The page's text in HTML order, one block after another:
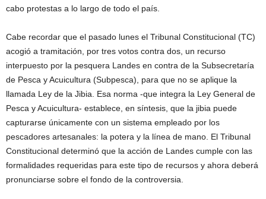
cabo protestas a lo largo de todo el país.
Cabe recordar que el pasado lunes el Tribunal Constitucional (TC)
acogió a tramitación, por tres votos contra dos, un recurso
interpuesto por la pesquera Landes en contra de la Subsecretaría
de Pesca y Acuicultura (Subpesca), para que no se aplique la
llamada Ley de la Jibia. Esa norma -que integra la Ley General de
Pesca y Acuicultura- establece, en síntesis, que la jibia puede
capturarse únicamente con un sistema empleado por los
pescadores artesanales: la potera y la línea de mano. El Tribunal
Constitucional determinó que la acción de Landes cumple con las
formalidades requeridas para este tipo de recursos y ahora deberá
pronunciarse sobre el fondo de la controversia.